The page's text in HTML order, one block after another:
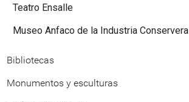
Teatro Ensalle
Museo Anfaco de la Industria Conservera
Bibliotecas
Monumentos y esculturas